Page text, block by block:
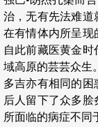
治，无有先法难道
在有情体内所呈现
自此前藏医黄金
域高原的芸芸众生
多吉亦有相同的困
后人留下了众多
所面临的病症不同